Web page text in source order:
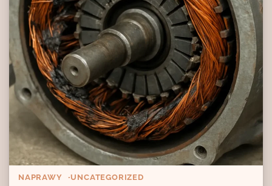
NAPRAWY UNCATEGORIZED